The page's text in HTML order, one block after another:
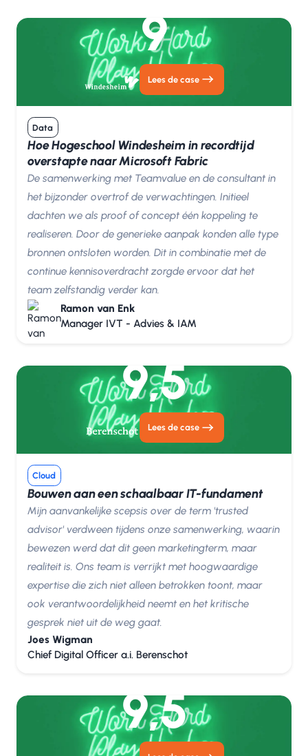
9
Lees de case
Data
Hoe Hogeschool Windesheim in recordtijd
overstapte naar Microsoft Fabric
De samenwerking met Teamvalue en de consultant in
het bijzonder overtrof de verwachtingen. Initieel
dachten we als proof of concept één koppeling te
realiseren. Door de generieke aanpak konden alle type
bronnen ontsloten worden. Dit in combinatie met de
continue kennisoverdracht zorgde ervoor dat het
team zelfstandig verder kan.
Ramon van Enk
Manager IVT - Advies & IAM
9,5
Lees de case
Cloud
Bouwen aan een schaalbaar IT-fundament
Mijn aanvankelijke scepsis over de term 'trusted
advisor' verdween tijdens onze samenwerking, waarin
bewezen werd dat dit geen marketingterm, maar
realiteit is. Ons team is verrijkt met hoogwaardige
expertise die zich niet alleen betrokken toont, maar
ook verantwoordelijkheid neemt en het kritische
gesprek niet uit de weg gaat.
Joes Wigman
Chief Digital Officer a.i. Berenschot
9,5